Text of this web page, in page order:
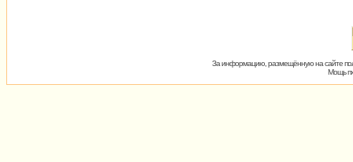
За информацию, размещённую на сайте
Мощь